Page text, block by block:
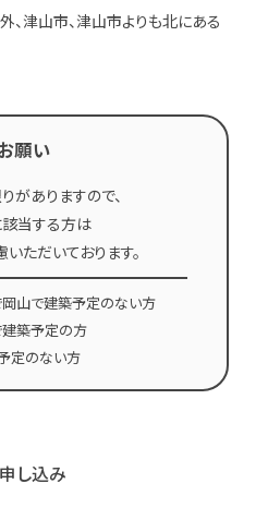
津山市、津山市よりも北にある
願い
がありますので、
当する方は
ただいております。
山で建築予定のない方
築予定の方
定のない方
し込み